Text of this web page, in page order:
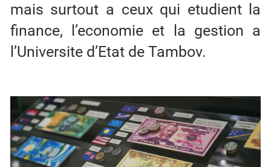
mais surtout a ceux qui etudient la
finance, l’economie et la gestion a
l’Universite d’Etat de Tambov.